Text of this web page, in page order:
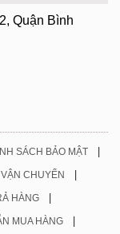
Quận Bình
SÁCH BẢO MẬT |
CHUYỂN |
HÀNG |
MUA HÀNG |